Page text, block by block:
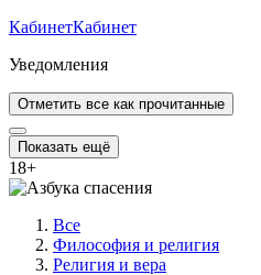
КабинетКабинет
Уведомления
Отметить все как прочитанные
Показать ещё
18+
Все
Философия и религия
Религия и вера